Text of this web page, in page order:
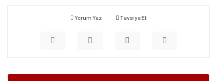
Yorum Yaz Tavsiye Et